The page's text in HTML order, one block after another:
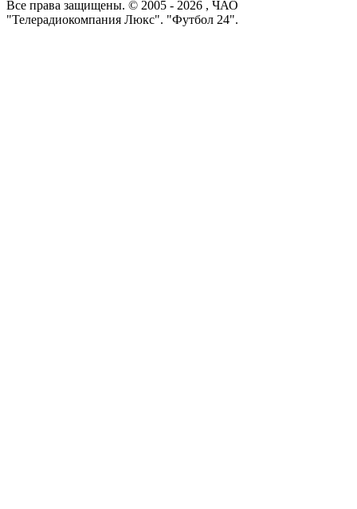
Все права защищены. © 2005 - 2026 , ЧАО
"Телерадиокомпания Люкс". "Футбол 24".